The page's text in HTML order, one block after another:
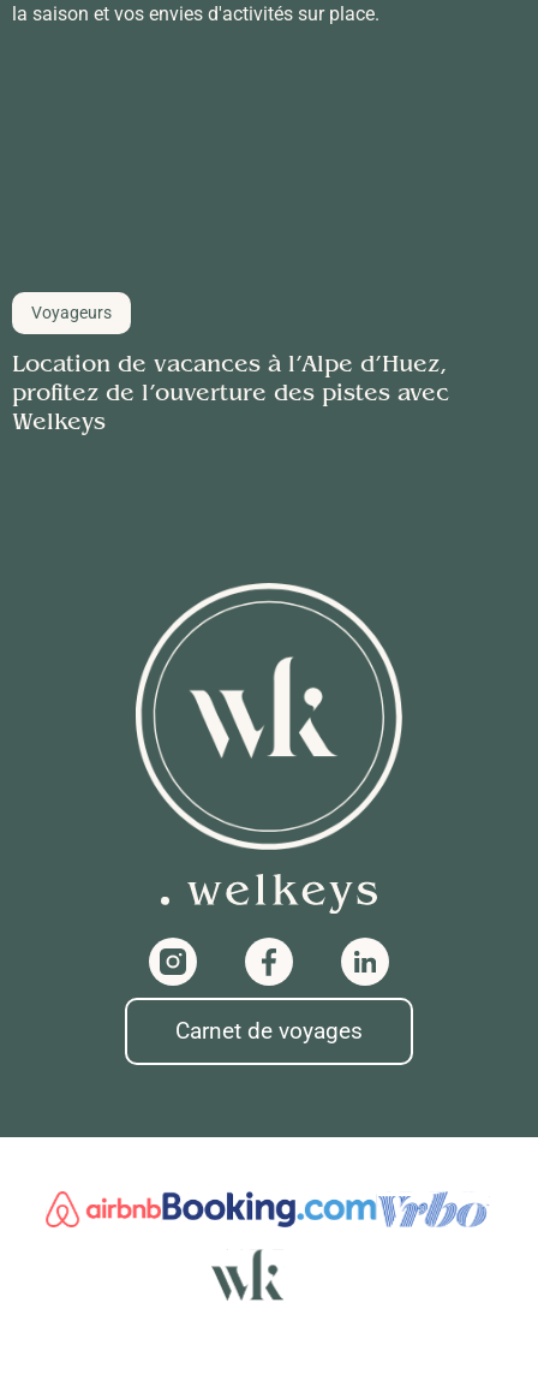
la saison et vos envies d'activités sur place.
Voyageurs
Location de vacances à l’Alpe d’Huez,
profitez de l’ouverture des pistes avec
Welkeys
Carnet de voyages